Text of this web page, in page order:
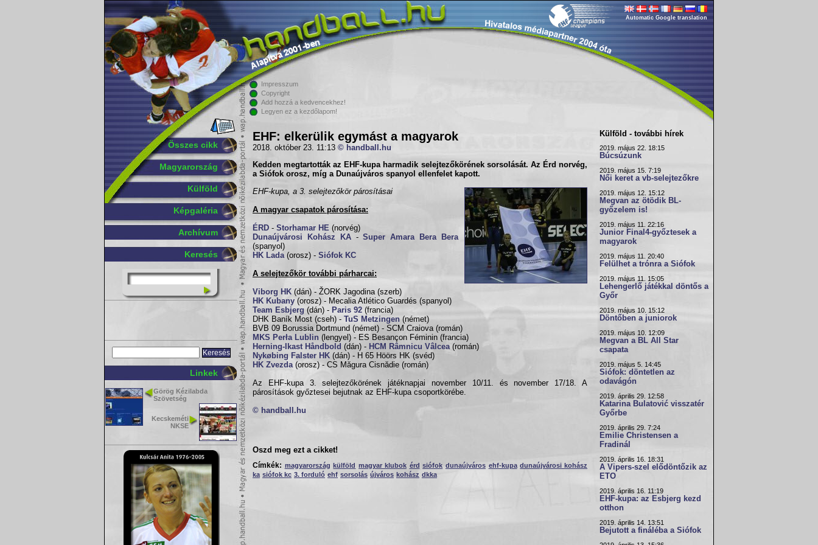
Összes cikk
Magyarország
Külföld
Képgaléria
Archívum
Keresés
Linkek
Görög Kézilabda
Szövetség
Kecskeméti
NKSE
Automatic Google translation
Impresszum
Copyright
Add hozzá a kedvencekhez!
Legyen ez a kezdőlapom!
EHF: elkerülik egymást a magyarok
2018. október 23. 11:13 © handball.hu
Kedden megtartották az EHF-kupa harmadik selejtezőkörének sorsolását. Az Érd norvég,
a Siófok orosz, míg a Dunaújváros spanyol ellenfelet kapott.
EHF-kupa, a 3. selejtezőkör párosításai
A magyar csapatok párosítása:
ÉRD - Storhamar HE (norvég)
Dunaújvárosi Kohász KA-Super Amara Bera Bera
(spanyol)
HK Lada (orosz) - Siófok KC
A selejtezőkör további párharcai:
Viborg HK (dán) - ŽORK Jagodina (szerb)
HK Kubany (orosz) - Mecalia Atlético Guardés (spanyol)
Team Esbjerg (dán) - Paris 92 (francia)
DHK Baník Most (cseh) - TuS Metzingen (német)
BVB 09 Borussia Dortmund (német) - SCM Craiova (román)
MKS Perła Lublin (lengyel) - ES Besançon Féminin (francia)
Herning-Ikast Håndbold (dán) - HCM Râmnicu Vâlcea (román)
Nykøbing Falster HK (dán) - H 65 Höörs HK (svéd)
HK Zvezda (orosz) - CS Măgura Cisnădie (román)
Az EHF-kupa 3. selejtezőkörének játéknapjai november 10/11. és november 17/18. A
párosítások győztesei bejutnak az EHF-kupa csoportkörébe.
© handball.hu
Oszd meg ezt a cikket!
Címkék: magyarország külföld magyar klubok érd siófok dunaújváros ehf-kupa dunaújvárosi kohász
ka siófok kc 3. forduló ehf sorsolás újváros kohász dkka
Külföld - további hírek
2019. május 22. 18:15
Búcsúzunk
2019. május 15. 7:19
Női keret a vb-selejtezőkre
2019. május 12. 15:12
Megvan az ötödik BL-
győzelem is!
2019. május 11. 22:16
Junior Final4-győztesek a
magyarok
2019. május 11. 20:40
Felülhet a trónra a Siófok
2019. május 11. 15:05
Lehengerlő játékkal döntős a
Győr
2019. május 10. 15:12
Döntőben a juniorok
2019. május 10. 12:09
Megvan a BL All Star
csapata
2019. május 5. 14:45
Siófok: döntetlen az
odavágón
2019. április 29. 12:58
Katarina Bulatović visszatér
Győrbe
2019. április 29. 7:24
Emilie Christensen a
Fradinál
2019. április 16. 18:31
A Vipers-szel elődöntőzik az
ETO
2019. április 16. 11:19
EHF-kupa: az Esbjerg kezd
otthon
2019. április 14. 13:51
Bejutott a fináléba a Siófok